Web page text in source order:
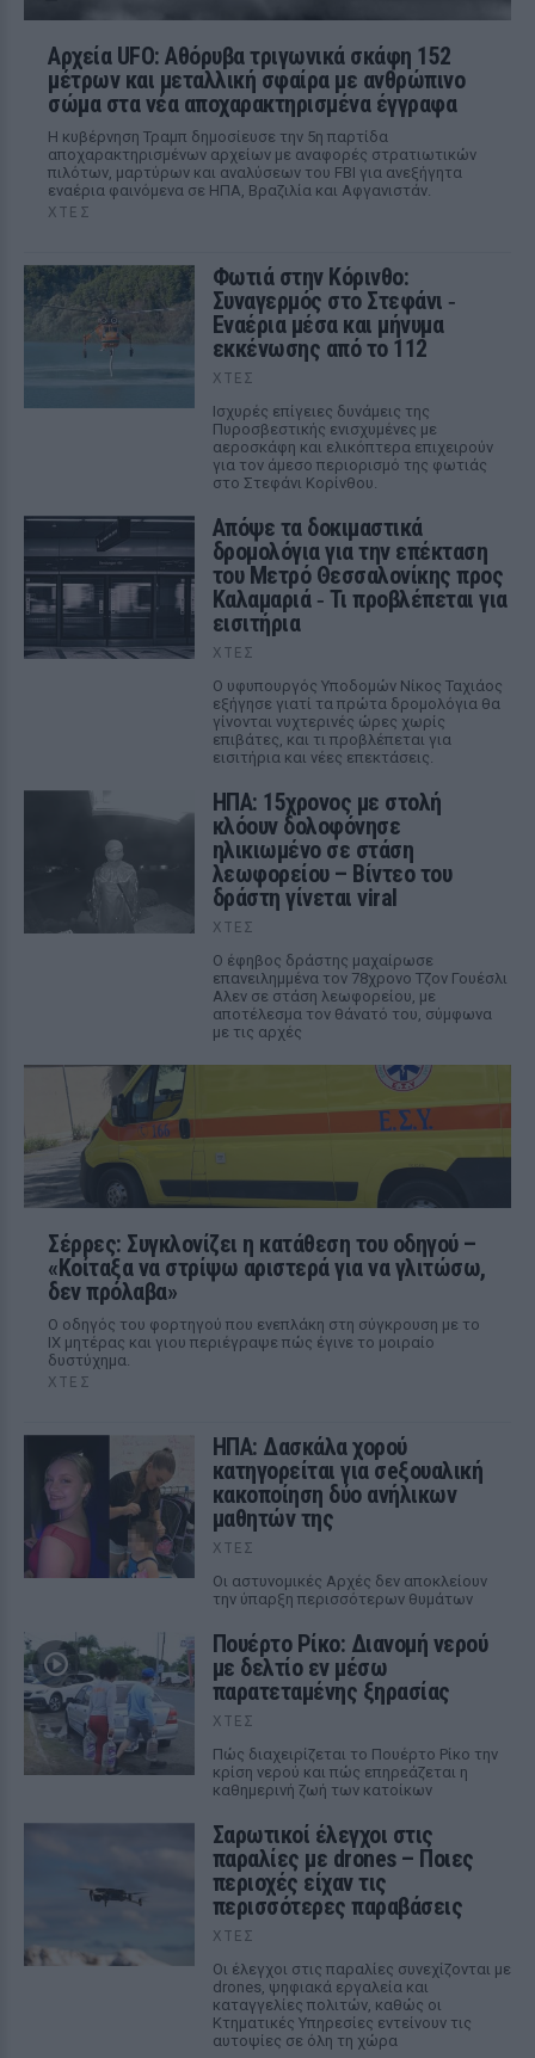
Αρχεία UFO: Αθόρυβα τριγωνικά σκάφη 152
μέτρων και μεταλλική σφαίρα με ανθρώπινο
σώμα στα νέα αποχαρακτηρισμένα έγγραφα
Η κυβέρνηση Τραμπ δημοσίευσε την 5η παρτίδα
αποχαρακτηρισμένων αρχείων με αναφορές στρατιωτικών
πιλότων, μαρτύρων και αναλύσεων του FBI για ανεξήγητα
εναέρια φαινόμενα σε ΗΠΑ, Βραζιλία και Αφγανιστάν.
ΧΤΕΣ
Φωτιά στην Κόρινθο:
Συναγερμός στο Στεφάνι ‑
Εναέρια μέσα και μήνυμα
εκκένωσης από το 112
ΧΤΕΣ
Ισχυρές επίγειες δυνάμεις της
Πυροσβεστικής ενισχυμένες με
αεροσκάφη και ελικόπτερα επιχειρούν
για τον άμεσο περιορισμό της φωτιάς
στο Στεφάνι Κορίνθου.
Απόψε τα δοκιμαστικά
δρομολόγια για την επέκταση
του Μετρό Θεσσαλονίκης προς
Καλαμαριά ‑ Τι προβλέπεται για
εισιτήρια
ΧΤΕΣ
Ο υφυπουργός Υποδομών Νίκος Ταχιάος
εξήγησε γιατί τα πρώτα δρομολόγια θα
γίνονται νυχτερινές ώρες χωρίς
επιβάτες, και τι προβλέπεται για
εισιτήρια και νέες επεκτάσεις.
ΗΠΑ: 15χρονος με στολή
κλόουν δολοφόνησε
ηλικιωμένο σε στάση
λεωφορείου – Βίντεο του
δράστη γίνεται viral
ΧΤΕΣ
Ο έφηβος δράστης μαχαίρωσε
επανειλημμένα τον 78χρονο Τζον Γουέσλι
Αλεν σε στάση λεωφορείου, με
αποτέλεσμα τον θάνατό του, σύμφωνα
με τις αρχές
Σέρρες: Συγκλονίζει η κατάθεση του οδηγού –
«Κοίταξα να στρίψω αριστερά για να γλιτώσω,
δεν πρόλαβα»
Ο οδηγός του φορτηγού που ενεπλάκη στη σύγκρουση με το
ΙΧ μητέρας και γιου περιέγραψε πώς έγινε το μοιραίο
δυστύχημα.
ΧΤΕΣ
ΗΠΑ: Δασκάλα χορού
κατηγορείται για σeξουαλική
κακοποίηση δύο ανήλικων
μαθητών της
ΧΤΕΣ
Οι αστυνομικές Αρχές δεν αποκλείουν
την ύπαρξη περισσότερων θυμάτων
Πουέρτο Ρίκο: Διανομή νερού
με δελτίο εν μέσω
παρατεταμένης ξηρασίας
ΧΤΕΣ
Πώς διαχειρίζεται το Πουέρτο Ρίκο την
κρίση νερού και πώς επηρεάζεται η
καθημερινή ζωή των κατοίκων
Σαρωτικοί έλεγχοι στις
παραλίες με drones – Ποιες
περιοχές είχαν τις
περισσότερες παραβάσεις
ΧΤΕΣ
Οι έλεγχοι στις παραλίες συνεχίζονται με
drones, ψηφιακά εργαλεία και
καταγγελίες πολιτών, καθώς οι
Κτηματικές Υπηρεσίες εντείνουν τις
αυτοψίες σε όλη τη χώρα